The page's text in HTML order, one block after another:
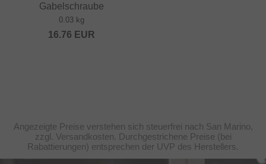
Gabelschraube
0.03 kg
16.76 EUR
Angezeigte Preise verstehen sich steuerfrei nach San Marino,
zzgl. Versandkosten. Durchgestrichene Preise (bei
Rabattierungen) entsprechen der UVP des Herstellers.